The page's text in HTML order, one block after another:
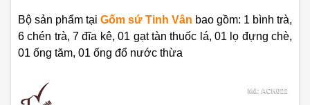
Bộ sản phẩm tại Gốm sứ Tinh Vân bao gồm: 1 bình trà,
6 chén trà, 7 đĩa kê, 01 gạt tàn thuốc lá, 01 lọ đựng chè,
01 ống tăm, 01 ống đổ nước thừa